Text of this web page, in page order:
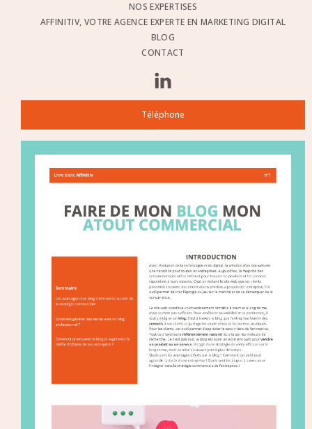
Téléphone
NOS EXPERTISES
AFFINITIV, VOTRE AGENCE EXPERTE EN MARKETING DIGITAL
BLOG
CONTACT